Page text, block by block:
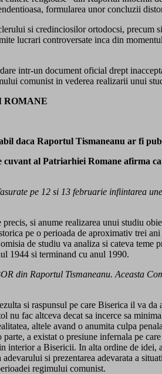
formularea unor concluzii
si credinciosilor ortodocsi,
lucrari controversate inca din
intr-un document oficial drept
comunist in vederea realizarii unui
ROMANE
daca Raportul Tismaneanu ar fi
al Patriarhiei Romane afirma
pe 12 si 13 februarie infiintarea
si anume realizarea unui studiu
pe o perioada de aproximativ trei
de studiu va analiza si cateva
1944 si terminand cu anul 1990.
din Raportul Tismaneanu. Aceasta
si raspunsul pe care Biserica il va
nu fac altceva decat sa incerce sa
altele avand o anumita culpa
a existat o presiune infernala pe
interior a Bisericii. In alta ordine de
adevarului si prezentarea adevarata a
regimului comunist.